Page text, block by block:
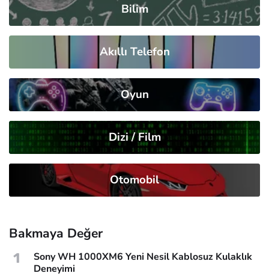
Bilim
Akıllı Telefon
Oyun
Dizi / Film
Otomobil
Bakmaya Değer
1
Sony WH 1000XM6 Yeni Nesil Kablosuz Kulaklık
Deneyimi